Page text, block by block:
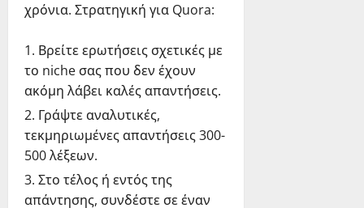
χρόνια. Στρατηγική για Quora:
Βρείτε ερωτήσεις σχετικές με
το niche σας που δεν έχουν
ακόμη λάβει καλές απαντήσεις.
Γράψτε αναλυτικές,
τεκμηριωμένες απαντήσεις 300-
500 λέξεων.
Στο τέλος ή εντός της
απάντησης, συνδέστε σε έναν